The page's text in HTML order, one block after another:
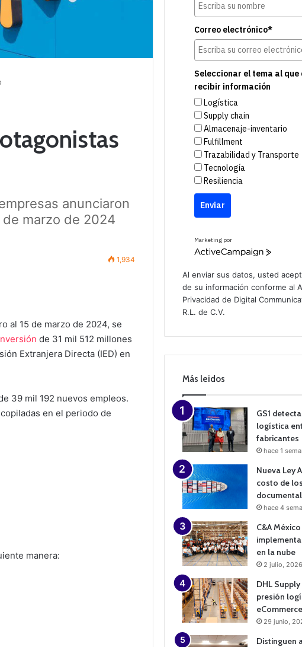
anunciaron
marzo de 2024
1,934
al 15 de marzo de 2024, se
de 31 mil 512 millones
Extranjera Directa (IED) en
39 mil 192 nuevos empleos.
en el periodo de
manera:
Correo electrónico*
Seleccionar el tema al que
recibir información
Logística
Supply chain
Almacenaje-inventario
Fulfillment
Trazabilidad y Transporte
Tecnología
Resiliencia
Enviar
Marketing por
A
v
e
p
i
n
Al enviar sus datos, usted
de su información conforme al
Privacidad de Digital
R.L. de C.V.
Más leidos
GS1
logística
fabricantes
hace 1
Nueva Ley
costo de
hace 4
C&A
en la nube
2 julio, 2026
DHL
presión
eCommerce
29 junio,
Distinguen